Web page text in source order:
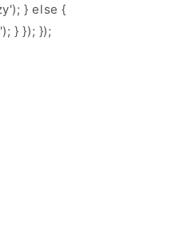
} else {
} }); });